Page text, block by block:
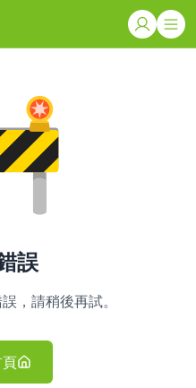
誤
，請稍後再試。